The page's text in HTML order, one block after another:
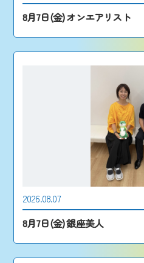
8月7日(金) オンエアリスト
2026.08.07
8月7日(金) 銀座美人